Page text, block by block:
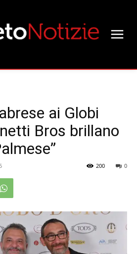
ai Globi
Bros brillano
0
200